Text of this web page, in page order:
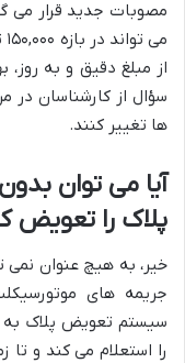
مصوبات جدید قرار می
از مبلغ دقیق و به
سؤال از کارشناسان در
ها تغییر کنند.
آیا می توان
پلاک را تعویض
خیر، به هیچ عنوان نمی
جریمه های
سیستم تعویض پلاک به
را استعلام می کند و